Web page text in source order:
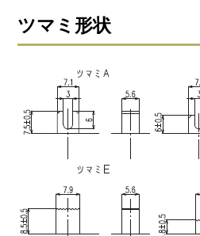
ツマミ形状